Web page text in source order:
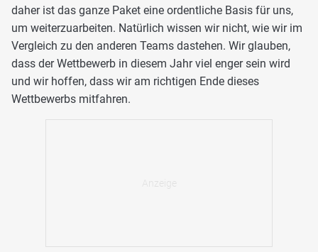
daher ist das ganze Paket eine ordentliche Basis für uns,
um weiterzuarbeiten. Natürlich wissen wir nicht, wie wir im
Vergleich zu den anderen Teams dastehen. Wir glauben,
dass der Wettbewerb in diesem Jahr viel enger sein wird
und wir hoffen, dass wir am richtigen Ende dieses
Wettbewerbs mitfahren.